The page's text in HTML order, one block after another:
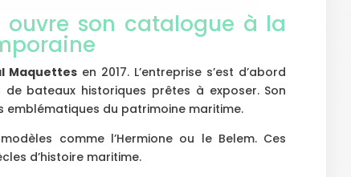
ouvre son catalogue à la
Maquettesen 2017. L’entreprise s’est d’abord
bateaux historiques prêtes à exposer. Son
du patrimoine maritime.
comme l’Hermione ou le Belem. Ces
d’histoire maritime.